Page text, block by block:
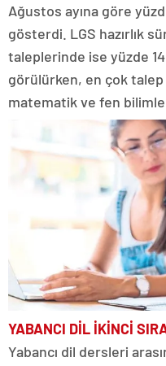
Ağustos ayına göre
gösterdi. LGS hazırlık
taleplerinde ise yüzde
görülürken, en çok
matematik ve fen
YABANCI DİL İKİNCİ
Yabancı dil dersleri